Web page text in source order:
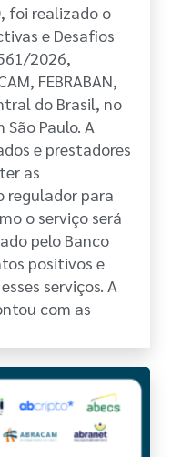
foi realizado o
e Desafios
2026,
FEBRABAN,
do Brasil, no
São Paulo. A
e prestadores
as
regulador para
o serviço será
pelo Banco
positivos e
serviços. A
com as